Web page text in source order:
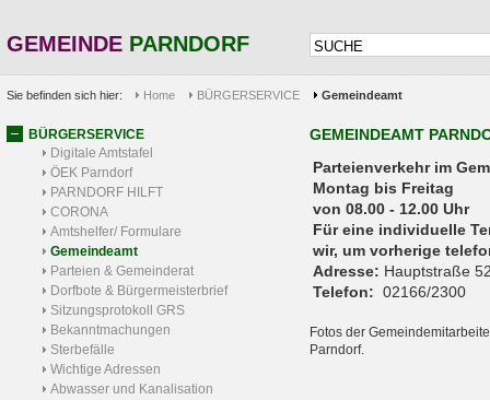
GEMEINDE PARNDORF
Sie befinden sich hier: Home BÜRGERSERVICE Gemeindeamt
BÜRGERSERVICE
Digitale Amtstafel
ÖEK Parndorf
PARNDORF HILFT
CORONA
Amtshelfer/ Formulare
Gemeindeamt
Parteien & Gemeinderat
Dorfbote & Bürgermeisterbrief
Sitzungsprotokoll GRS
Bekanntmachungen
Sterbefälle
Wichtige Adressen
Abwasser und Kanalisation
GEMEINDEAMT
Parteienverkehr
Montag bis Freitag
von 08.00 - 12.00 Uhr
Für eine individuelle
wir, um vorherige
Adresse: Hauptstraße
Telefon: 02166/2300
Fotos der
Parndorf.